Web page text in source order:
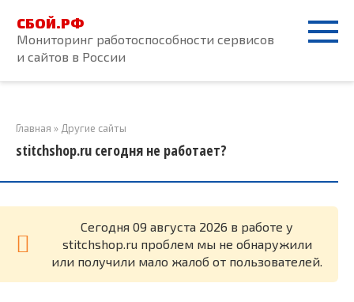
контенту
СБОЙ.РФ
Мониторинг работоспособности сервисов
и сайтов в России
Главная » Другие сайты
stitchshop.ru сегодня не работает?
Cегодня 09 августа 2026 в работе у
stitchshop.ru проблем мы не обнаружили
или получили мало жалоб от пользователей.